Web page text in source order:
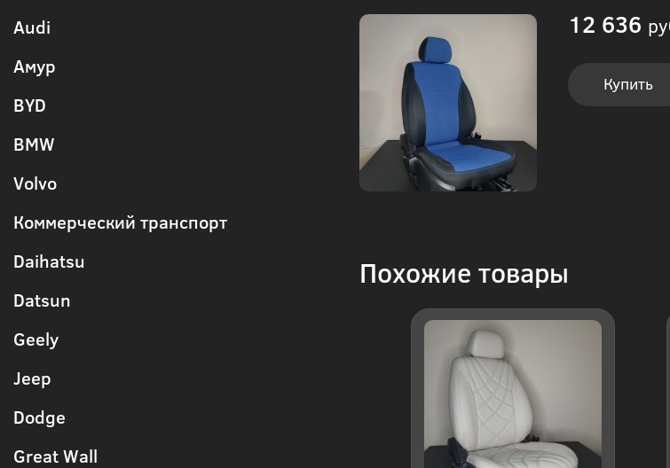
Audi
Амур
BYD
BMW
Volvo
Коммерческий транспорт
Daihatsu
Datsun
Geely
Jeep
Dodge
Great Wall
12 636
Купить
Похожие товары